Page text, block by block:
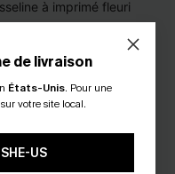
de livraison
États-Unis. Pour une
votre site local.
US